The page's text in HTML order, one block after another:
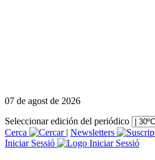
07 de agost de 2026
Seleccionar edición del periódico
Cerca
| Newsletters
Iniciar Sessió